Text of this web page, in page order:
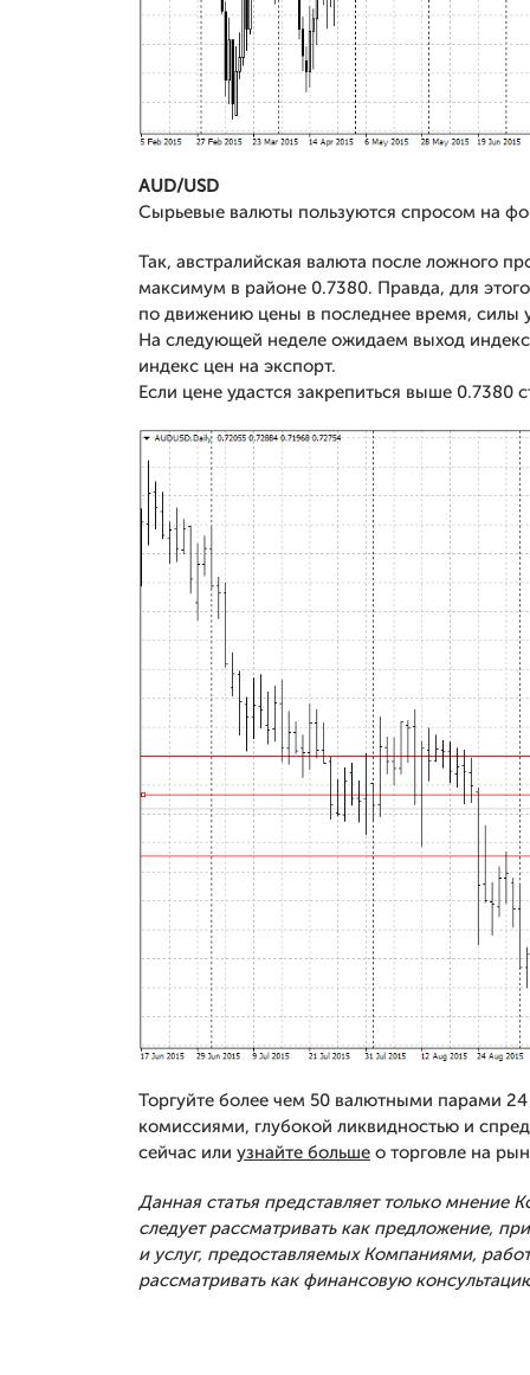
AUD/USD
Сырьевые валюты пользуются спросом на
Так, австралийская валюта после ложного
максимум в районе 0.7380. Правда, для
по движению цены в последнее время, силы
На следующей неделе ожидаем выход
индекс цен на экспорт.
Если цене удастся закрепиться выше
Торгуйте более чем 50 валютными парами 24
комиссиями, глубокой ликвидностью и
сейчас или узнайте больше о торговле на
Данная статья представляет только
следует рассматривать как предложение,
и услуг, предоставляемых Компаниями,
рассматривать как финансовую